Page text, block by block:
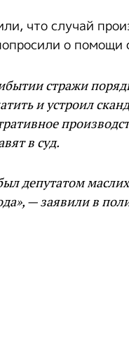
что случай
о помощи
стражи
и устроил
в суд.
депутатом
— заявили в